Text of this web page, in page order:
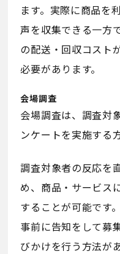
ます。実際に商品を
声を収集できる一方
の配送・回収コスト
必要があります。
会場調査
会場調査は、調査対
ンケートを実施する
調査対象者の反応を
め、商品・サービス
することが可能です
事前に告知をして募
びかけを行う方法が